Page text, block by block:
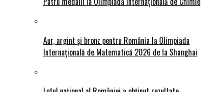
Aur, argint și bronz pentru România la Olimpiada
Internațională de Matematică 2026 de la Shanghai